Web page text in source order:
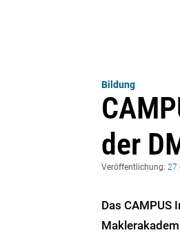
Bildung
der
Veröffentlichung:
Das CAMPUS